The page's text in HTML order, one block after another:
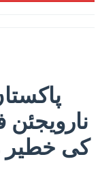
نارویجئن
کی خطیر